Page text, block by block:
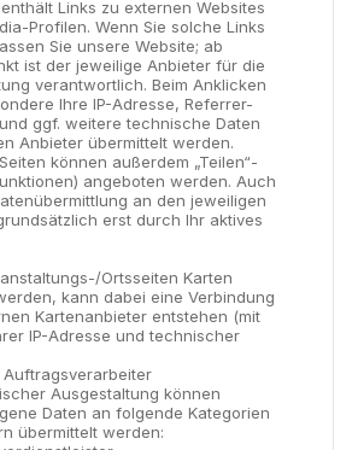
Links zu externen Websites
Profilen. Wenn Sie solche Links
Sie unsere Website; ab
ist der jeweilige Anbieter für die
verantwortlich. Beim Anklicken
Ihre IP-Adresse, Referrer-
ggf. weitere technische Daten
Anbieter übermittelt werden.
können außerdem „Teilen“-
angeboten werden. Auch
an den jeweiligen
erst durch Ihr aktives
Ortsseiten Karten
kann dabei eine Verbindung
Kartenanbieter entstehen (mit
IP-Adresse und technischer
Ausgestaltung können
Daten an folgende Kategorien
übermittelt werden: